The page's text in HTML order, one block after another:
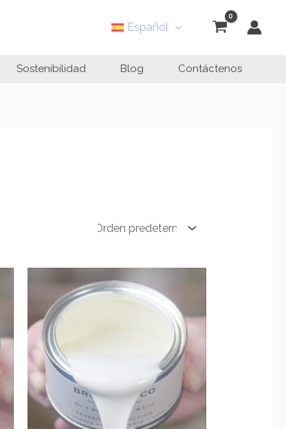
Español
Sostenibilidad Blog Contáctenos
precios:
desde
€9.20
hasta
€189.95